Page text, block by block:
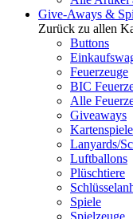
Give-Aways &
Zurück zu allen
Buttons
Feuerzeuge
BIC
Alle
Giveaways
Kartenspiele
Lanyards/
Luftballons
Plüschtiere
Spiele
Spielzeuge